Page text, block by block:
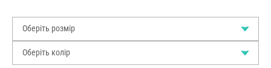
Оберіть розмір
Оберіть колір